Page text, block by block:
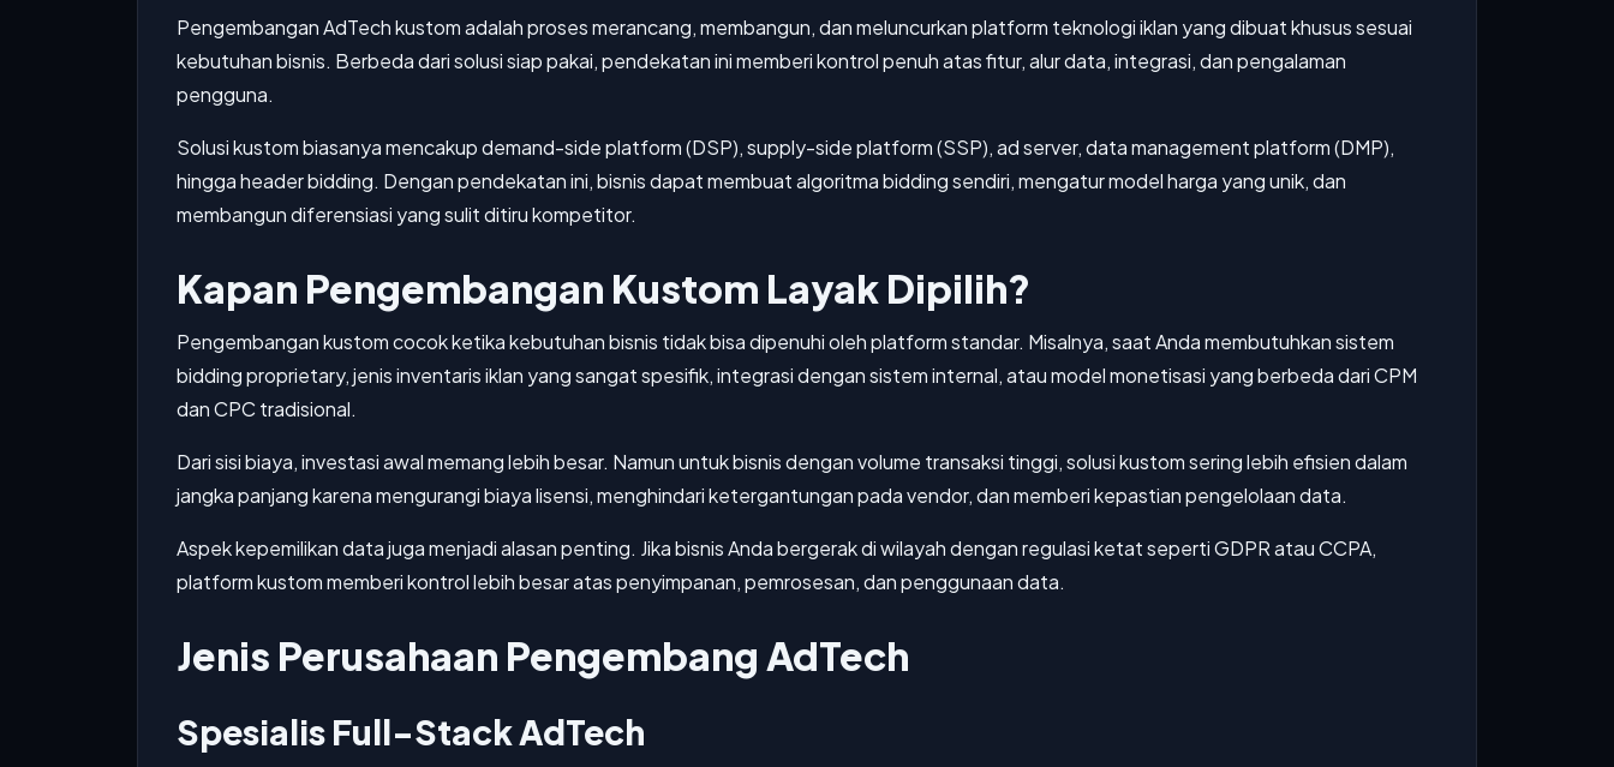
Pengembangan AdTech kustom adalah proses merancang, membangun, dan meluncurkan platform teknologi iklan yang dibuat khusus sesuai
kebutuhan bisnis. Berbeda dari solusi siap pakai, pendekatan ini memberi kontrol penuh atas fitur, alur data, integrasi, dan pengalaman
pengguna.
Solusi kustom biasanya mencakup demand-side platform (DSP), supply-side platform (SSP), ad server, data management platform (DMP),
hingga header bidding. Dengan pendekatan ini, bisnis dapat membuat algoritma bidding sendiri, mengatur model harga yang unik, dan
membangun diferensiasi yang sulit ditiru kompetitor.
Kapan Pengembangan Kustom Layak Dipilih?
Pengembangan kustom cocok ketika kebutuhan bisnis tidak bisa dipenuhi oleh platform standar. Misalnya, saat Anda membutuhkan sistem
bidding proprietary, jenis inventaris iklan yang sangat spesifik, integrasi dengan sistem internal, atau model monetisasi yang berbeda dari CPM
dan CPC tradisional.
Dari sisi biaya, investasi awal memang lebih besar. Namun untuk bisnis dengan volume transaksi tinggi, solusi kustom sering lebih efisien dalam
jangka panjang karena mengurangi biaya lisensi, menghindari ketergantungan pada vendor, dan memberi kepastian pengelolaan data.
Aspek kepemilikan data juga menjadi alasan penting. Jika bisnis Anda bergerak di wilayah dengan regulasi ketat seperti GDPR atau CCPA,
platform kustom memberi kontrol lebih besar atas penyimpanan, pemrosesan, dan penggunaan data.
Jenis Perusahaan Pengembang AdTech
Spesialis Full-Stack AdTech